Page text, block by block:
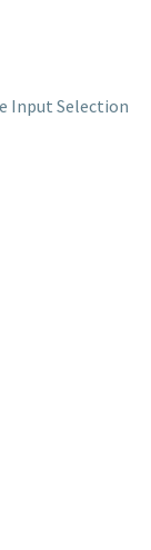
Input Selection